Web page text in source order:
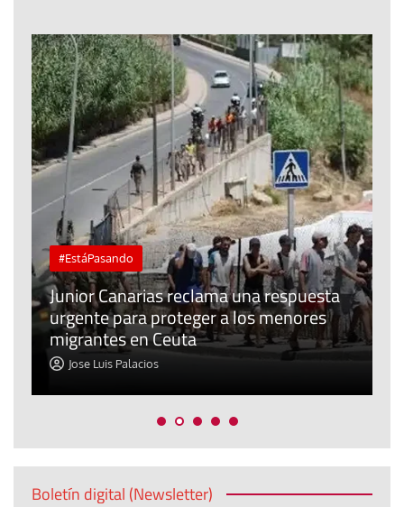
#EstáPasando
Junior Canarias reclama una respuesta
urgente para proteger a los menores
migrantes en Ceuta
Jose Luis Palacios
Boletín digital (Newsletter)